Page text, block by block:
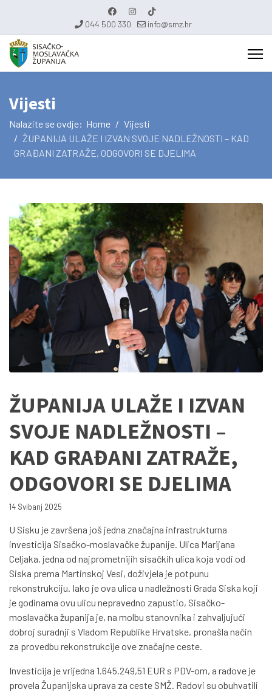
044 500 330 info@smz.hr
Vijesti
Nalazite se ovdje: Home
Vijesti
ŽUPANIJA ULAŽE I IZVAN SVOJE NADLEŽNOSTI – KAD
GRAĐANI ZATRAŽE, ODGOVORI SE DJELIMA
ŽUPANIJA ULAŽE I IZVAN
SVOJE NADLEŽNOSTI –
KAD GRAĐANI ZATRAŽE,
ODGOVORI SE DJELIMA
14 Svibanj 2025
U Sisku je završena još jedna značajna infrastrukturna
investicija Sisačko-moslavačke županije. Ulica Marijana
Celjaka, jedna od najprometnijih sisačkih ulica koja vodi od
Siska prema Martinskoj Vesi, doživjela je potpunu
rekonstrukciju. Iako je ova ulica u nadležnosti Grada Siska koji
je godinama ovu ulicu nepravedno zapustio, Sisačko-
moslavačka županija je, na molbu stanovnika i zahvaljujući
dobroj suradnji s Vladom Republike Hrvatske, pronašla način
za provedbu rekonstrukcije ove značajne ceste.
Investicija je vrijedna 1.645.249,51 EUR s PDV-om, a radove je
provela Županijska uprava za ceste SMŽ. Radovi su obuhvatili